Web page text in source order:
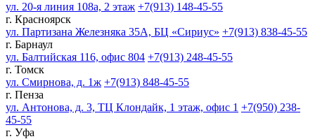
ул. 20-я линия 108а, 2 этаж +7(913) 148-45-55
г. Красноярск
ул. Партизана Железняка 35А, БЦ «Сириус» +7(913) 838-45-55
г. Барнаул
ул. Балтийская 116, офис 804 +7(913) 248-45-55
г. Томск
ул. Смирнова, д. 1ж +7(913) 848-45-55
г. Пенза
ул. Антонова, д. 3, ТЦ Клондайк, 1 этаж, офис 1 +7(950) 238-
45-55
г. Уфа